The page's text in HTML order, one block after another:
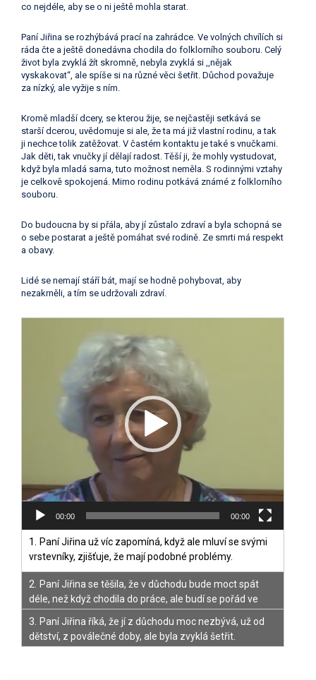
co nejdéle, aby se o ni ještě mohla starat.
Paní Jiřina se rozhýbává prací na zahrádce. Ve volných chvílích si
ráda čte a ještě donedávna chodila do folklorního souboru. Celý
život byla zvyklá žít skromně, nebyla zvyklá si ,,nějak
vyskakovat“, ale spíše si na různé věci šetřit. Důchod považuje
za nízký, ale vyžije s ním.
Kromě mladší dcery, se kterou žije, se nejčastěji setkává se
starší dcerou, uvědomuje si ale, že ta má již vlastní rodinu, a tak
ji nechce tolik zatěžovat. V častém kontaktu je také s vnučkami.
Jak děti, tak vnučky jí dělají radost. Těší ji, že mohly vystudovat,
když byla mladá sama, tuto možnost neměla. S rodinnými vztahy
je celkově spokojená. Mimo rodinu potkává známé z folklorního
souboru.
Do budoucna by si přála, aby jí zůstalo zdraví a byla schopná se
o sebe postarat a ještě pomáhat své rodině. Ze smrti má respekt
a obavy.
Lidé se nemají stáří bát, mají se hodně pohybovat, aby
nezakrněli, a tím se udržovali zdraví.
00:00 00:00
1. Paní Jiřina už víc zapomíná, když ale mluví se svými
vrstevníky, zjišťuje, že mají podobné problémy.
2. Paní Jiřina se těšila, že v důchodu bude moct spát
déle, než když chodila do práce, ale budí se pořád ve
3. Paní Jiřina říká, že jí z důchodu moc nezbývá, už od
dětství, z poválečné doby, ale byla zvyklá šetřit.